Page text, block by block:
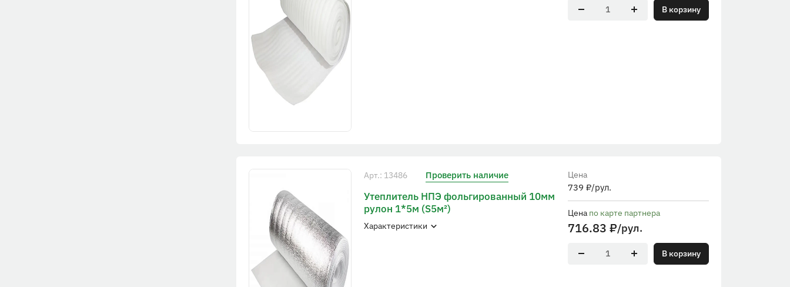
В корзину
Арт.: 13486 Проверить наличие
Утеплитель НПЭ фольгированный 10мм
рулон 1*5м (S5м²)
Характеристики
Цена
739 ₽/рул.
Цена по карте партнера
716.83 ₽/рул.
В корзину